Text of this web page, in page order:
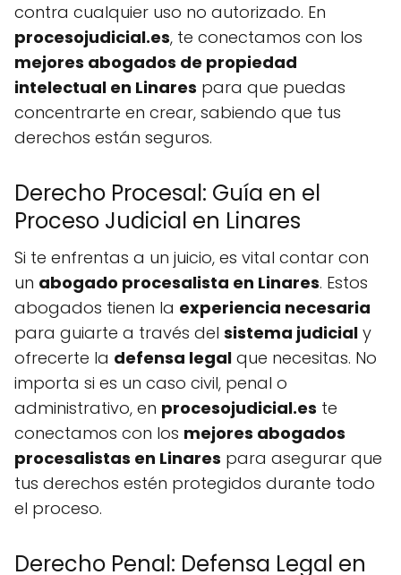
contra cualquier uso no autorizado. En
procesojudicial.es, te conectamos con los
mejores abogados de propiedad
intelectual en Linares para que puedas
concentrarte en crear, sabiendo que tus
derechos están seguros.
Derecho Procesal: Guía en el
Proceso Judicial en Linares
Si te enfrentas a un juicio, es vital contar con
un abogado procesalista en Linares. Estos
abogados tienen la experiencia necesaria
para guiarte a través del sistema judicial y
ofrecerte la defensa legal que necesitas. No
importa si es un caso civil, penal o
administrativo, en procesojudicial.es te
conectamos con los mejores abogados
procesalistas en Linares para asegurar que
tus derechos estén protegidos durante todo
el proceso.
Derecho Penal: Defensa Legal en